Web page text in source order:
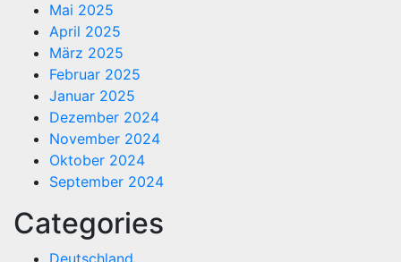
Mai 2025
April 2025
März 2025
Februar 2025
Januar 2025
Dezember 2024
November 2024
Oktober 2024
September 2024
Categories
Deutschland